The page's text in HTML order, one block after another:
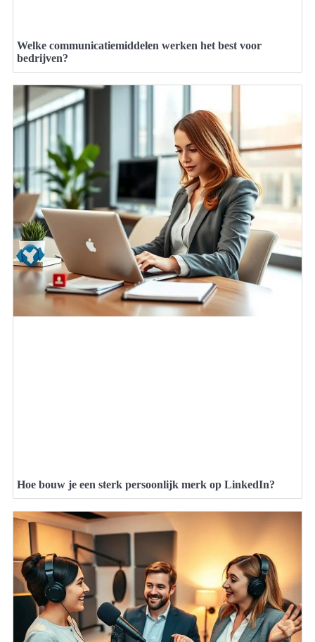
Welke communicatiemiddelen werken het best voor
bedrijven?
Hoe bouw je een sterk persoonlijk merk op LinkedIn?